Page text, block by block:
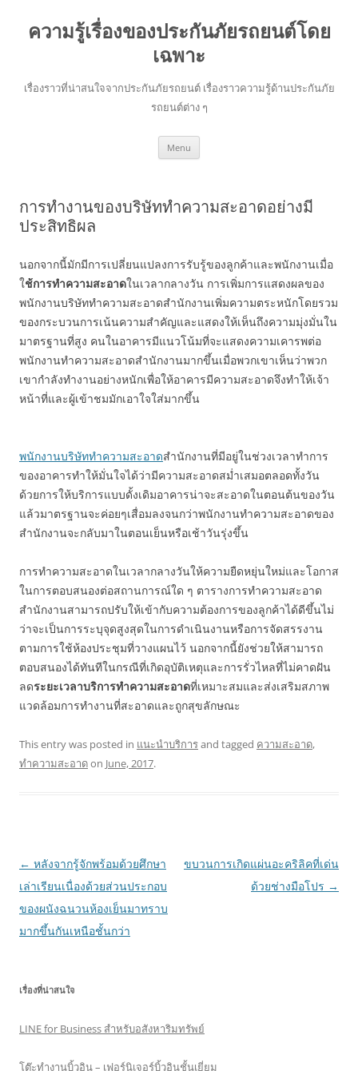
ความรู้เรื่องของประกันภัยรถยนต์โดย
เฉพาะ
เรื่องราวที่น่าสนใจจากประกันภัยรถยนต์ เรื่องราวความรู้ด้านประกันภัย
รถยนต์ต่าง ๆ
Menu
การทำงานของบริษัททำความสะอาดอย่างมี
ประสิทธิผล
นอกจากนี้มักมีการเปลี่ยนแปลงการรับรู้ของลูกค้าและพนักงานเมื่อ
ใช้การทำความสะอาดในเวลากลางวัน การเพิ่มการแสดงผลของ
พนักงานบริษัททำความสะอาดสำนักงานเพิ่มความตระหนักโดยรวม
ของกระบวนการเน้นความสำคัญและแสดงให้เห็นถึงความมุ่งมั่นใน
มาตรฐานที่สูง คนในอาคารมีแนวโน้มที่จะแสดงความเคารพต่อ
พนักงานทำความสะอาดสำนักงานมากขึ้นเมื่อพวกเขาเห็นว่าพวก
เขากำลังทำงานอย่างหนักเพื่อให้อาคารมีความสะอาดจึงทำให้เจ้า
หน้าที่และผู้เข้าชมมักเอาใจใส่มากขึ้น
พนักงานบริษัททำความสะอาดสำนักงานที่มีอยู่ในช่วงเวลาทำการ
ของอาคารทำให้มั่นใจได้ว่ามีความสะอาดสม่ำเสมอตลอดทั้งวัน
ด้วยการให้บริการแบบดั้งเดิมอาคารน่าจะสะอาดในตอนต้นของวัน
แล้วมาตรฐานจะค่อยๆเสื่อมลงจนกว่าพนักงานทำความสะอาดของ
สำนักงานจะกลับมาในตอนเย็นหรือเช้าวันรุ่งขึ้น
การทำความสะอาดในเวลากลางวันให้ความยืดหยุ่นใหม่และโอกาส
ในการตอบสนองต่อสถานการณ์ใด ๆ ตารางการทำความสะอาด
สำนักงานสามารถปรับให้เข้ากับความต้องการของลูกค้าได้ดีขึ้นไม่
ว่าจะเป็นการระบุจุดสูงสุดในการดำเนินงานหรือการจัดสรรงาน
ตามการใช้ห้องประชุมที่วางแผนไว้ นอกจากนี้ยังช่วยให้สามารถ
ตอบสนองได้ทันทีในกรณีที่เกิดอุบัติเหตุและการรั่วไหลที่ไม่คาดฝัน
ลดระยะเวลาบริการทำความสะอาดที่เหมาะสมและส่งเสริมสภาพ
แวดล้อมการทำงานที่สะอาดและถูกสุขลักษณะ
This entry was posted in แนะนำบริการand tagged ความสะอาด,
ทำความสะอาดon June, 2017.
Post
navigation
← หลังจากรู้จักพร้อมด้วยศึกษา
เล่าเรียนเนื่องด้วยส่วนประกอบ
ของผนังฉนวนห้องเย็นมาทราบ
มากขึ้นกันเหนือชั้นกว่า
ขบวนการเกิดแผ่นอะคริลิคที่เด่น
ด้วยช่างมือโปร →
เรื่องที่น่าสนใจ
LINE for Business สำหรับอสังหาริมทรัพย์
โต๊ะทำงานบิ้วอิน – เฟอร์นิเจอร์บิ้วอินชั้นเยี่ยม